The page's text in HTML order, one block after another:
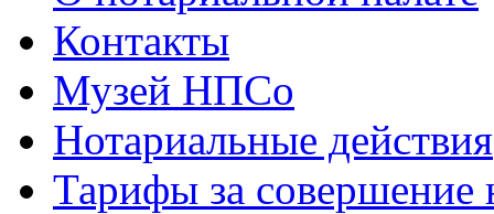
Контакты
Музей НПСо
Нотариальные действия
Тарифы за совершение